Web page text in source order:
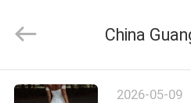
CASA
Textiles
Rights
2026-05-09